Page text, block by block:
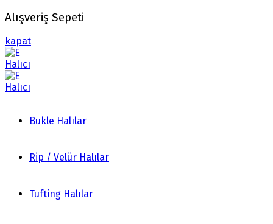
Alışveriş Sepeti
kapat
Bukle Halılar
Rip / Velür Halılar
Tufting Halılar